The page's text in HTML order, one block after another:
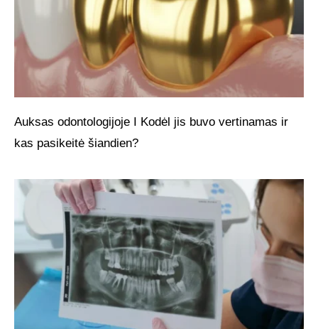
Auksas odontologijoje I Kodėl jis buvo vertinamas ir
kas pasikeitė šiandien?